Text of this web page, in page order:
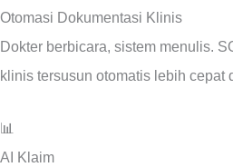
Otomasi Dokumentasi Klinis
Dokter berbicara, sistem menulis.
klinis tersusun otomatis lebih cepat
📊
AI Klaim